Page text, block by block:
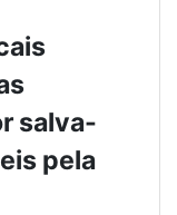
salva-
pela